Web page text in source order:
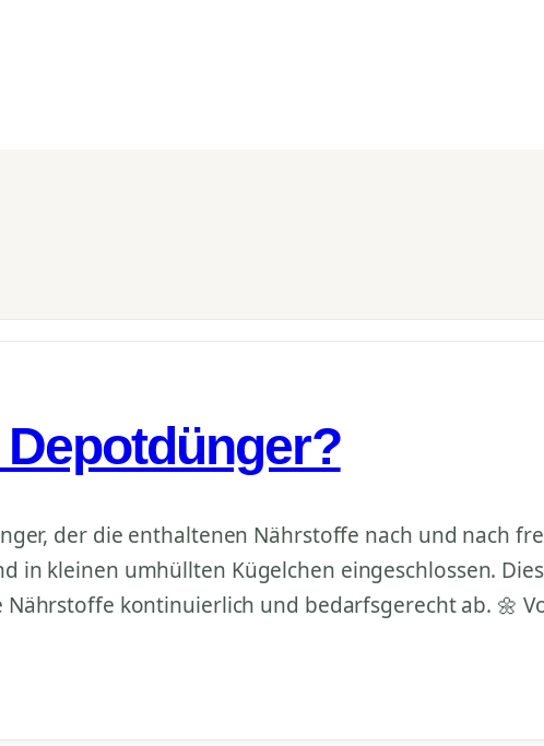
der die enthaltenen Nährstoffe nach und nach
in kleinen umhüllten Kügelchen eingeschlossen.
kontinuierlich und bedarfsgerecht ab. 🌼